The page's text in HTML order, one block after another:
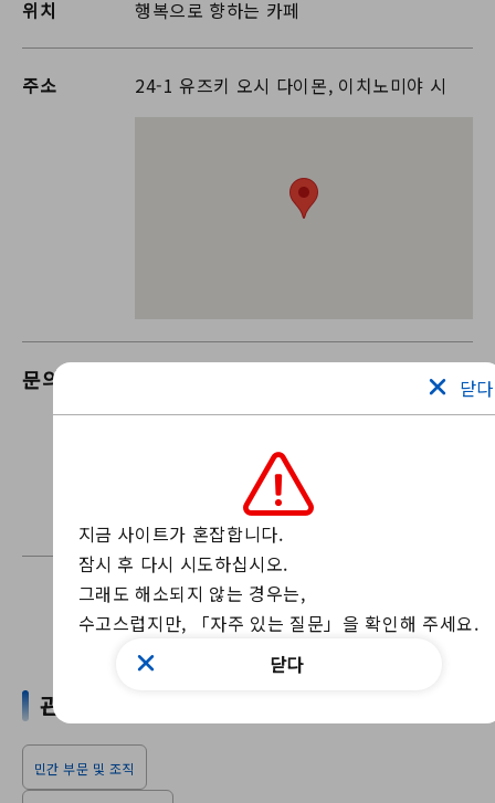
위치 행복으로 향하는 카페
주소 24-1 유즈키 오시 다이몬, 이치노미야 시
문의
문의는 위의 양식을 이용해 주십시오.
뉴스 찾기
관련 단어
민간 부문 및 조직
닫다
지금 사이트가 혼잡합니다.
잠시 후 다시 시도하십시오.
그래도 해소되지 않는 경우는,
수고스럽지만, 「자주 있는 질문」을 확인해 주세요.
닫다